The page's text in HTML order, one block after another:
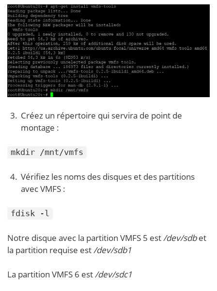
Créez un répertoire qui servira de point de
montage :
mkdir /mnt/vmfs
Vérifiez les noms des disques et des partitions
avec VMFS :
fdisk -l
Notre disque avec la partition VMFS 5 est/dev/sdbet
la partition requise est/dev/sdb1
La partition VMFS 6 est/dev/sdc1